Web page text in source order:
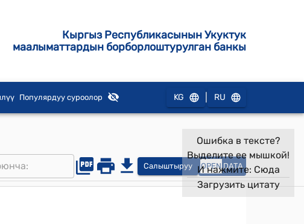
Кыргыз Республикасынын Укуктук
маалыматтардын борборлоштурулган банкы
Популярдуу суроолор KG RU
Салыштыруу OPEN DATA
Ошибка в тексте?
Выделите ее мышкой!
И нажмите: Сюда
Загрузить цитату